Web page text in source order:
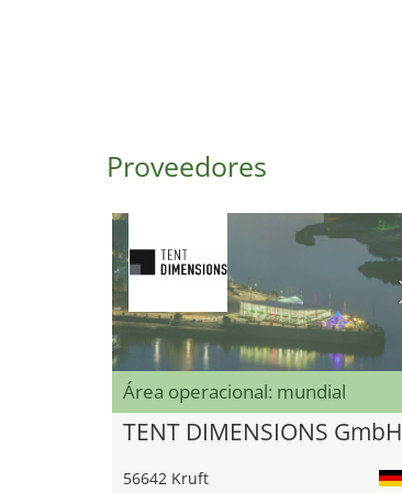
Proveedores
Área operacional: mundial
TENT DIMENSIONS GmbH
56642 Kruft